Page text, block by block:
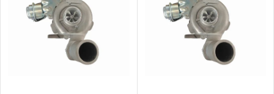
60kW, 68kW, 70kW, 72kW,
74kW, 75kW, 77kW, 79kW,